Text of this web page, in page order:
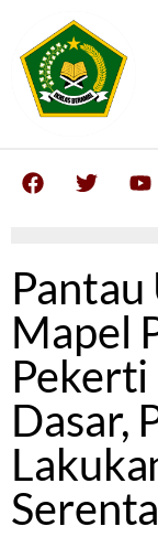
Pantau
Mapel
Pekerti
Dasar,